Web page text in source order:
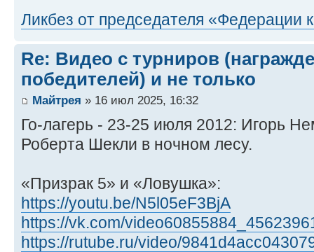
Ликбез от председателя «Федерации
Re: Видео с турниров
победителей) и не только
Майтрея » 16 июл 2025, 16:32
Го-лагерь - 23-25 июля 2012: Игорь
Роберта Шекли в ночном лесу.
«Призрак 5» и «Ловушка»:
https://youtu.be/N5l05eF3BjA
https://vk.com/
https://rutube.ru/video/